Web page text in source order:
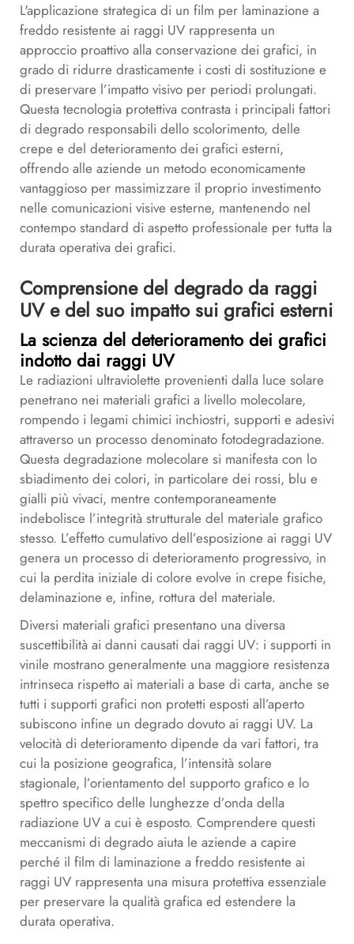
L'applicazione strategica di un film per laminazione a
freddo resistente ai raggi UV rappresenta un
approccio proattivo alla conservazione dei grafici, in
grado di ridurre drasticamente i costi di sostituzione e
di preservare l’impatto visivo per periodi prolungati.
Questa tecnologia protettiva contrasta i principali fattori
di degrado responsabili dello scolorimento, delle
crepe e del deterioramento dei grafici esterni,
offrendo alle aziende un metodo economicamente
vantaggioso per massimizzare il proprio investimento
nelle comunicazioni visive esterne, mantenendo nel
contempo standard di aspetto professionale per tutta la
durata operativa dei grafici.
Comprensione del degrado da raggi
UV e del suo impatto sui grafici esterni
La scienza del deterioramento dei grafici
indotto dai raggi UV
Le radiazioni ultraviolette provenienti dalla luce solare
penetrano nei materiali grafici a livello molecolare,
rompendo i legami chimici inchiostri, supporti e adesivi
attraverso un processo denominato fotodegradazione.
Questa degradazione molecolare si manifesta con lo
sbiadimento dei colori, in particolare dei rossi, blu e
gialli più vivaci, mentre contemporaneamente
indebolisce l’integrità strutturale del materiale grafico
stesso. L’effetto cumulativo dell’esposizione ai raggi UV
genera un processo di deterioramento progressivo, in
cui la perdita iniziale di colore evolve in crepe fisiche,
delaminazione e, infine, rottura del materiale.
Diversi materiali grafici presentano una diversa
suscettibilità ai danni causati dai raggi UV: i supporti in
vinile mostrano generalmente una maggiore resistenza
intrinseca rispetto ai materiali a base di carta, anche se
tutti i supporti grafici non protetti esposti all’aperto
subiscono infine un degrado dovuto ai raggi UV. La
velocità di deterioramento dipende da vari fattori, tra
cui la posizione geografica, l’intensità solare
stagionale, l’orientamento del supporto grafico e lo
spettro specifico delle lunghezze d’onda della
radiazione UV a cui è esposto. Comprendere questi
meccanismi di degrado aiuta le aziende a capire
perché il film di laminazione a freddo resistente ai
raggi UV rappresenta una misura protettiva essenziale
per preservare la qualità grafica ed estendere la
durata operativa.